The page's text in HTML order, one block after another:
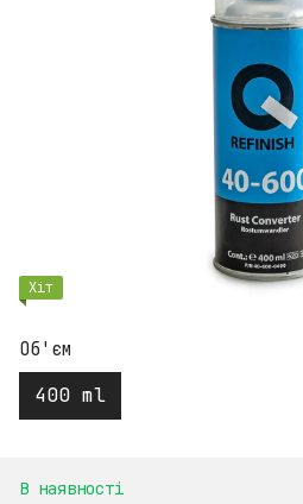
Хіт
Об'єм
400 ml
В наявності